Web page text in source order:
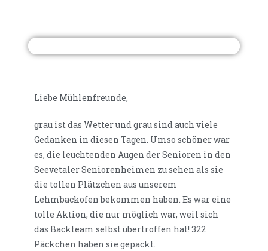
Liebe Mühlenfreunde,
grau ist das Wetter und grau sind auch viele
Gedanken in diesen Tagen. Umso schöner war
es, die leuchtenden Augen der Senioren in den
Seevetaler Seniorenheimen zu sehen als sie
die tollen Plätzchen aus unserem
Lehmbackofen bekommen haben. Es war eine
tolle Aktion, die nur möglich war, weil sich
das Backteam selbst übertroffen hat! 322
Päckchen haben sie gepackt.